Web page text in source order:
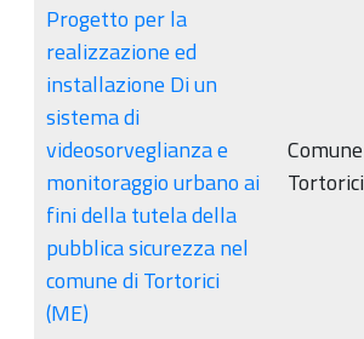
Progetto per la
realizzazione ed
installazione Di un
sistema di
videosorveglianza e
monitoraggio urbano ai
fini della tutela della
pubblica sicurezza nel
comune di Tortorici
(ME)
Tortorici